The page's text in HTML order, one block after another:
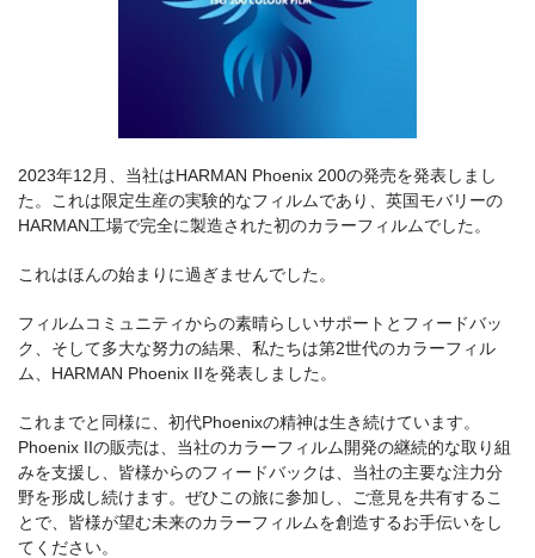
2023年12月、当社はHARMAN Phoenix 200の発売を発表しまし
た。これは限定生産の実験的なフィルムであり、英国モバリーの
HARMAN工場で完全に製造された初のカラーフィルムでした。
これはほんの始まりに過ぎませんでした。
フィルムコミュニティからの素晴らしいサポートとフィードバッ
ク、そして多大な努力の結果、私たちは第2世代のカラーフィル
ム、HARMAN Phoenix IIを発表しました。
これまでと同様に、初代Phoenixの精神は生き続けています。
Phoenix IIの販売は、当社のカラーフィルム開発の継続的な取り組
みを支援し、皆様からのフィードバックは、当社の主要な注力分
野を形成し続けます。ぜひこの旅に参加し、ご意見を共有するこ
とで、皆様が望む未来のカラーフィルムを創造するお手伝いをし
てください。